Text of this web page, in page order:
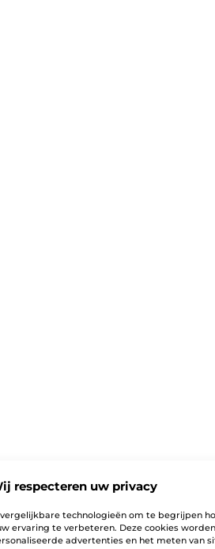
respecteren uw privacy
technologieën om te begrijpen
ervaring te verbeteren. Deze cookies
advertenties en het meten van